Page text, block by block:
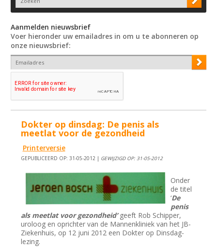
Aanmelden nieuwsbrief
Voer hieronder uw emailadres in om u te abonneren op
onze nieuwsbrief:
Dokter op dinsdag: De penis als
meetlat voor de gezondheid
Printerversie
GEPUBLICEERD OP: 31-05-2012 | GEWIJZIGD OP: 31-05-2012
Onder
de titel
‘De
penis
als meetlat voor gezondheid’geeft Rob Schipper,
uroloog en oprichter van de Mannenkliniek van het JB-
Ziekenhuis, op 12 juni 2012 een Dokter op Dinsdag-
lezing.